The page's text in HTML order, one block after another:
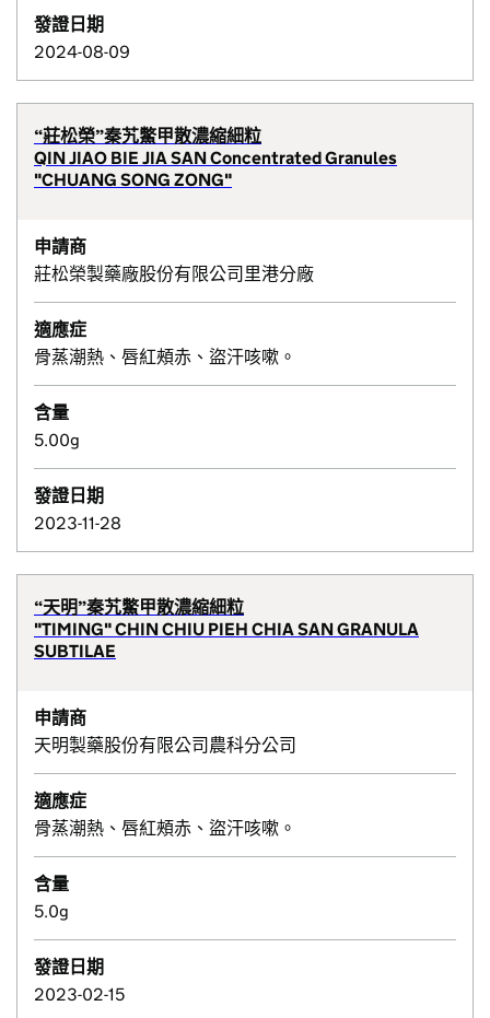
發證日期
2024-08-09
“莊松榮”秦艽鱉甲散濃縮細粒
QIN JIAO BIE JIA SAN Concentrated Granules
"CHUANG SONG ZONG"
申請商
莊松榮製藥廠股份有限公司里港分廠
適應症
骨蒸潮熱、唇紅頰赤、盜汗咳嗽。
含量
5.00g
發證日期
2023-11-28
“天明”秦艽鱉甲散濃縮細粒
"TIMING" CHIN CHIU PIEH CHIA SAN GRANULA
SUBTILAE
申請商
天明製藥股份有限公司農科分公司
適應症
骨蒸潮熱、唇紅頰赤、盜汗咳嗽。
含量
5.0g
發證日期
2023-02-15